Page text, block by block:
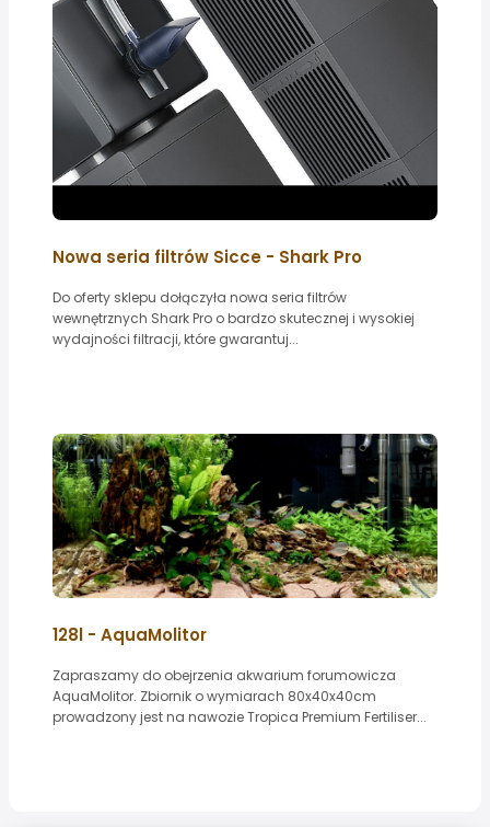
Nowa seria filtrów Sicce - Shark Pro
Do oferty sklepu dołączyła nowa seria filtrów
wewnętrznych Shark Pro o bardzo skutecznej i wysokiej
wydajności filtracji, które gwarantuj...
128l - AquaMolitor
Zapraszamy do obejrzenia akwarium forumowicza
AquaMolitor. Zbiornik o wymiarach 80x40x40cm
prowadzony jest na nawozie Tropica Premium Fertiliser...